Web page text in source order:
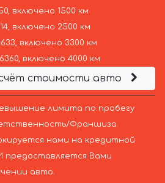
включено 1500 км
включено 2500 км
включено 3300 км
включено 4000 км
стоимости авто
лимита по пробегу
Франшиза.
нами на кредитной
предоставляется Вами
авто.